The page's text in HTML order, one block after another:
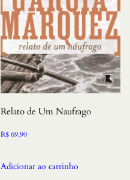
Relato de Um Naufrago
R$69,90
Adicionar ao carrinho